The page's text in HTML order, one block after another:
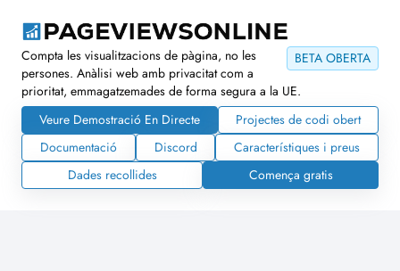
BETA OBERTA
Compta les visualitzacions de pàgina, no les
persones. Anàlisi web amb privacitat com a
prioritat, emmagatzemades de forma segura a la UE.
Veure Demostració En Directe
Projectes de codi obert
Documentació
Discord
Característiques i preus
Dades recollides
Comença gratis